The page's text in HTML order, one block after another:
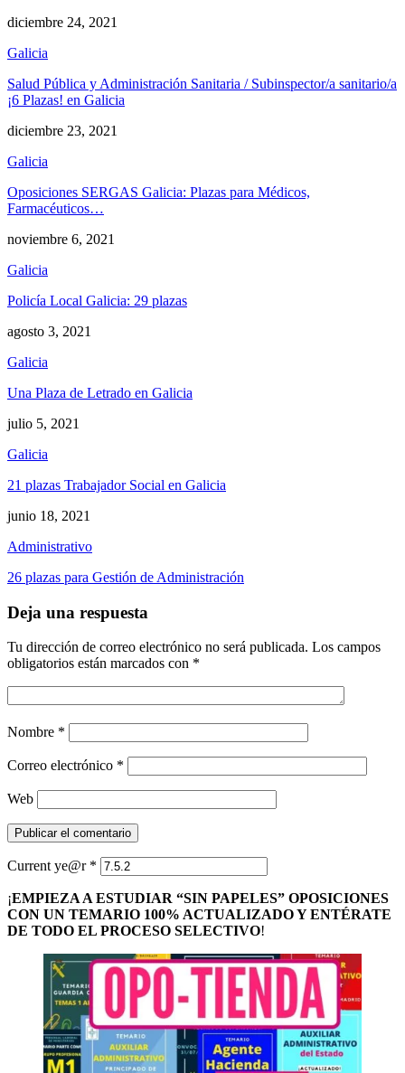
diciembre 24, 2021
Galicia
Salud Pública y Administración Sanitaria / Subinspector/a sanitario/a
¡6 Plazas! en Galicia
diciembre 23, 2021
Galicia
Oposiciones SERGAS Galicia: Plazas para Médicos,
Farmacéuticos…
noviembre 6, 2021
Galicia
Policía Local Galicia: 29 plazas
agosto 3, 2021
Galicia
Una Plaza de Letrado en Galicia
julio 5, 2021
Galicia
21 plazas Trabajador Social en Galicia
junio 18, 2021
Administrativo
26 plazas para Gestión de Administración
Deja una respuesta
Tu dirección de correo electrónico no será publicada. Los campos
obligatorios están marcados con *
Nombre *
Correo electrónico *
Web
Current ye@r *
¡EMPIEZA A ESTUDIAR “SIN PAPELES” OPOSICIONES
CON UN TEMARIO 100% ACTUALIZADO Y ENTÉRATE
DE TODO EL PROCESO SELECTIVO!